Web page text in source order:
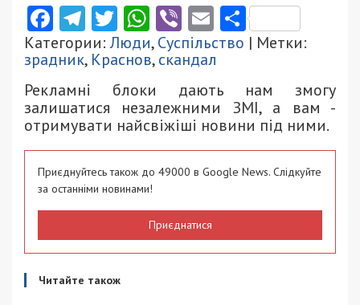
Facebook
Telegram
Twitter
WhatsApp
ViberEmail
Категории:Люди,Суспільство | Метки:
зрадник, Краснов,скандал
Рекламні блоки дають нам змогу
залишатися незалежними ЗМІ, а вам -
отримувати найсвіжіші новини під ними.
Приєднуйтесь також до 49000 в Google News. Слідкуйте
за останніми новинами!
Приєднатися
Читайте також